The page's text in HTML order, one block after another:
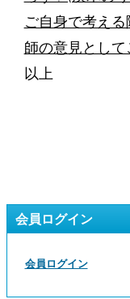
ご自身で考え
師の意見として
以上
会員ログイン
会員ログイン